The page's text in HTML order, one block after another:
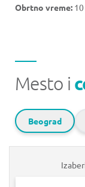
Obrtno vreme:
Mesto i
Beograd